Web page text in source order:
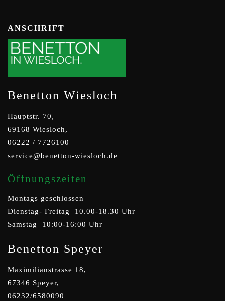
ANSCHRIFT
Benetton Wiesloch
Hauptstr. 70,
69168 Wiesloch,
06222 / 7726100
service@benetton-wiesloch.de
Öffnungszeiten
Montags geschlossen
Dienstag- Freitag 10.00-18.30 Uhr
Samstag 10:00-16:00 Uhr
Benetton Speyer
Maximilianstrasse 18,
67346 Speyer,
06232/6580090